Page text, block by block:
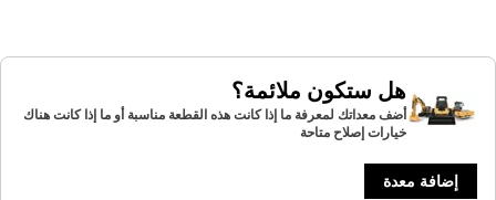
هل ستكون ملائمة؟
أضف معداتك لمعرفة ما إذا كانت هذه القطعة مناسبة أو ما إذا كانت هناك
خيارات إصلاح متاحة
إضافة معدة